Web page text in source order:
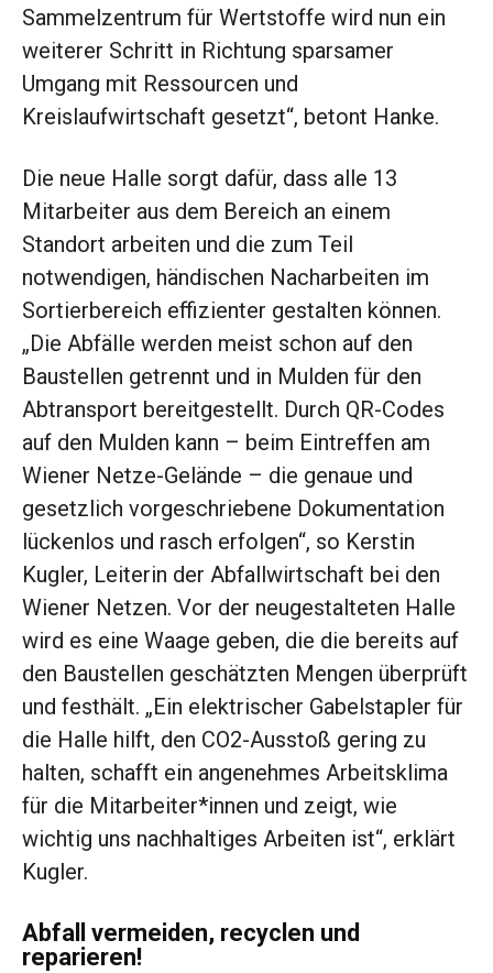
Sammelzentrum für Wertstoffe wird nun ein
weiterer Schritt in Richtung sparsamer
Umgang mit Ressourcen und
Kreislaufwirtschaft gesetzt“, betont Hanke.
Die neue Halle sorgt dafür, dass alle 13
Mitarbeiter aus dem Bereich an einem
Standort arbeiten und die zum Teil
notwendigen, händischen Nacharbeiten im
Sortierbereich effizienter gestalten können.
„Die Abfälle werden meist schon auf den
Baustellen getrennt und in Mulden für den
Abtransport bereitgestellt. Durch QR-Codes
auf den Mulden kann – beim Eintreffen am
Wiener Netze-Gelände – die genaue und
gesetzlich vorgeschriebene Dokumentation
lückenlos und rasch erfolgen“, so Kerstin
Kugler, Leiterin der Abfallwirtschaft bei den
Wiener Netzen. Vor der neugestalteten Halle
wird es eine Waage geben, die die bereits auf
den Baustellen geschätzten Mengen überprüft
und festhält. „Ein elektrischer Gabelstapler für
die Halle hilft, den CO2-Ausstoß gering zu
halten, schafft ein angenehmes Arbeitsklima
für die Mitarbeiter*innen und zeigt, wie
wichtig uns nachhaltiges Arbeiten ist“, erklärt
Kugler.
Abfall vermeiden, recyclen und
reparieren!